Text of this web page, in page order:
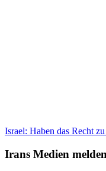
Israel: Haben das Recht
Irans Medien